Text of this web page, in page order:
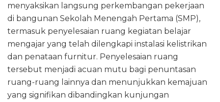
menyaksikan langsung perkembangan pekerjaan
di bangunan Sekolah Menengah Pertama (SMP),
termasuk penyelesaian ruang kegiatan belajar
mengajar yang telah dilengkapi instalasi kelistrikan
dan penataan furnitur. Penyelesaian ruang
tersebut menjadi acuan mutu bagi penuntasan
ruang-ruang lainnya dan menunjukkan kemajuan
yang signifikan dibandingkan kunjungan